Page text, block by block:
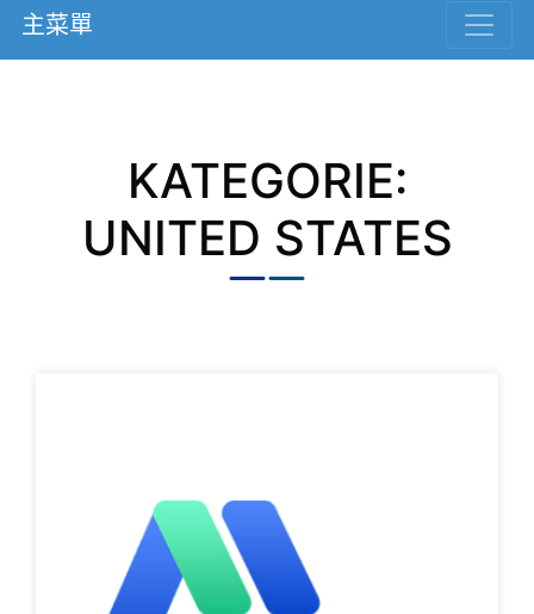
主菜單
KATEGORIE:
UNITED STATES